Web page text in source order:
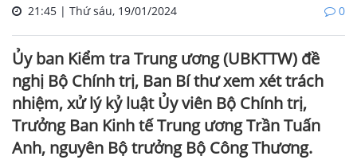
21:45 | Thứ sáu, 19/01/2024 0
Ủy ban Kiểm tra Trung ương (UBKTTW) đề
nghị Bộ Chính trị, Ban Bí thư xem xét trách
nhiệm, xử lý kỷ luật Ủy viên Bộ Chính trị,
Trưởng Ban Kinh tế Trung ương Trần Tuấn
Anh, nguyên Bộ trưởng Bộ Công Thương.